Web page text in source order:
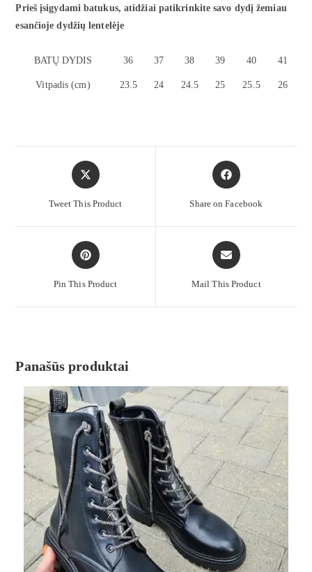
Prieš įsigydami batukus, atidžiai patikrinkite savo dydį žemiau
esančioje dydžių lentelėje
BATŲ DYDIS 36 37 38 39 40 41
Vitpadis (cm) 23.5 24 24.5 25 25.5 26
Tweet This Product Share on Facebook
Pin This Product Mail This Product
Panašūs produktai